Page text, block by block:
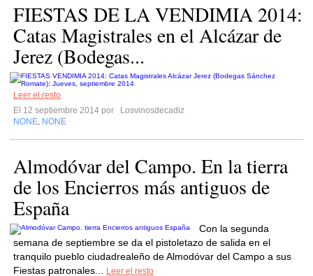
FIESTAS DE LA VENDIMIA 2014:
Catas Magistrales en el Alcázar de
Jerez (Bodegas...
Leer el resto
El 12 septiembre 2014 por
Losvinosdecadiz
NONE NONE
Almodóvar del Campo. En la tierra
de los Encierros más antiguos de
España
Con la segunda
semana de septiembre se da el pistoletazo de salida en el
tranquilo pueblo ciudadrealeño de Almodóvar del Campo a sus
Fiestas patronales...
Leer el resto